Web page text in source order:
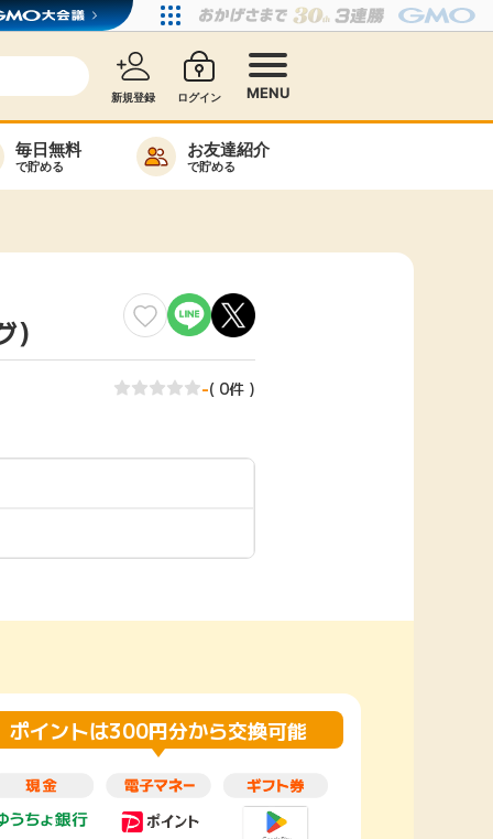
新規登録 ログイン MENU
特集一覧
ヘルプセンター
毎日無料
で貯める
お友達紹介
で貯める
ーから検索
・使えるお店）
情報
-( 0件 )
ポイントは300円分から交換可能